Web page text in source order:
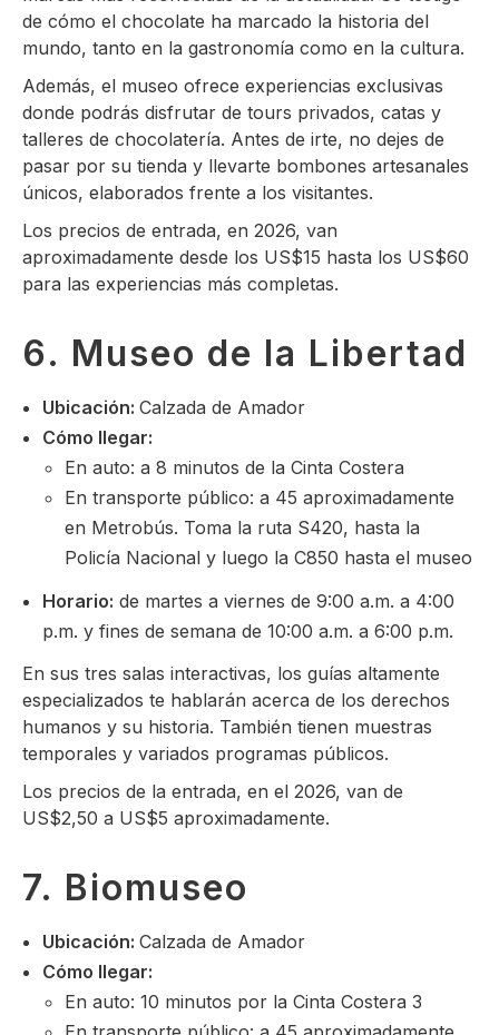
de cómo el chocolate ha marcado la historia del
mundo, tanto en la gastronomía como en la cultura.
Además, el museo ofrece experiencias exclusivas
donde podrás disfrutar de tours privados, catas y
talleres de chocolatería. Antes de irte, no dejes de
pasar por su tienda y llevarte bombones artesanales
únicos, elaborados frente a los visitantes.
Los precios de entrada, en 2026, van
aproximadamente desde los US$15 hasta los US$60
para las experiencias más completas.
6. Museo de la Libertad
Ubicación: Calzada de Amador
Cómo llegar:
En auto: a 8 minutos de la Cinta Costera
En transporte público: a 45 aproximadamente
en Metrobús. Toma la ruta S420, hasta la
Policía Nacional y luego la C850 hasta el museo
Horario: de martes a viernes de 9:00 a.m. a 4:00
p.m. y fines de semana de 10:00 a.m. a 6:00 p.m.
En sus tres salas interactivas, los guías altamente
especializados te hablarán acerca de los derechos
humanos y su historia. También tienen muestras
temporales y variados programas públicos.
Los precios de la entrada, en el 2026, van de
US$2,50 a US$5 aproximadamente.
7. Biomuseo
Ubicación: Calzada de Amador
Cómo llegar:
En auto: 10 minutos por la Cinta Costera 3